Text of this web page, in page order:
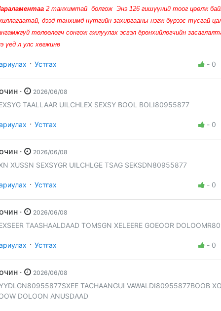
2 танхимтай болгож Энэ 126 гишүүний тоог цөөлж
дээд танхимд нутгийн захиргааны нэгж бүрээс тусгай
төлөөлөгч сонгож ажлуулах эсвэл ёрөнхийлөгчийн
үед л улс хөгжинө
· Устгах - 0
Зочин · 2026/06/08
TAALLAAR UILCHLEX SEXSY BOOL BOLI80955877
· Устгах - 0
Зочин · 2026/06/08
XUSSN SEXSYGR UILCHLGE TSAG SEKSDN80955877
· Устгах - 0
Зочин · 2026/06/08
TAASHAALDAAD TOMSGN XELEERE GOEOOR
· Устгах - 0
Зочин · 2026/06/08
TACHAANGUI VAWALDI80955877BOOB
DOLOON ANUSDAAD